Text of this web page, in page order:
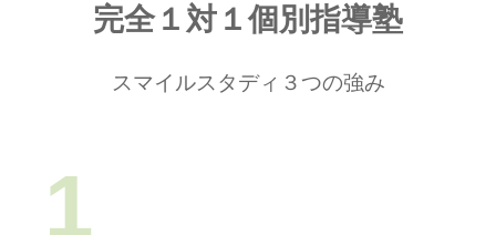
完全１対１個別指導塾
スマイルスタディ３つの強み
1